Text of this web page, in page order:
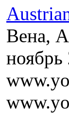
Вена,
ноябрь